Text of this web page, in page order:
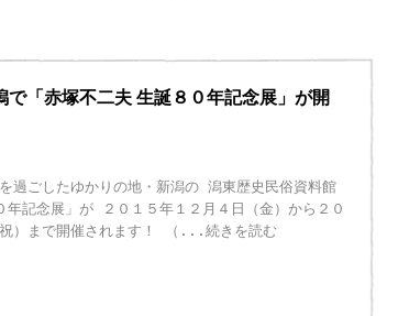
で「赤塚不二夫 生誕８０年記念展」が開
過ごしたゆかりの地・新潟の 潟東歴史民俗資料館
記念展」が ２０１５年１２月４日（金）から２０
）まで開催されます！ （ ...続きを読む